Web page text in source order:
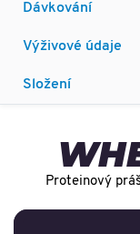
Dávkování
Výživové údaje
Složení
Proteinový